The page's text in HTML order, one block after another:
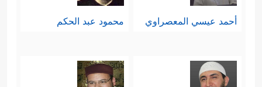
أحمد عيسي المعصراوي محمود عبد الحكم